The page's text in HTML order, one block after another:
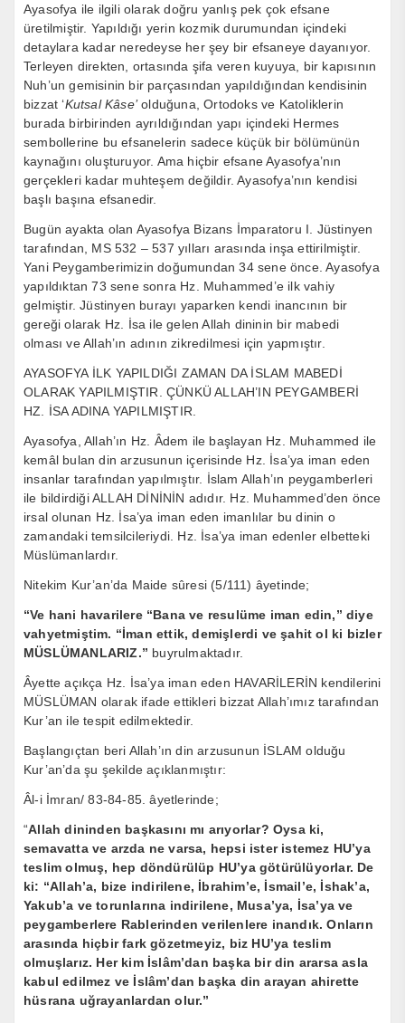
Ayasofya ile ilgili olarak doğru yanlış pek çok efsane
üretilmiştir. Yapıldığı yerin kozmik durumundan içindeki
detaylara kadar neredeyse her şey bir efsaneye dayanıyor.
Terleyen direkten, ortasında şifa veren kuyuya, bir kapısının
Nuh’un gemisinin bir parçasından yapıldığından kendisinin
bizzat ‘Kutsal Kâse’olduğuna, Ortodoks ve Katoliklerin
burada birbirinden ayrıldığından yapı içindeki Hermes
sembollerine bu efsanelerin sadece küçük bir bölümünün
kaynağını oluşturuyor. Ama hiçbir efsane Ayasofya’nın
gerçekleri kadar muhteşem değildir. Ayasofya’nın kendisi
başlı başına efsanedir.
Bugün ayakta olan Ayasofya Bizans İmparatoru I. Jüstinyen
tarafından, MS 532 – 537 yılları arasında inşa ettirilmiştir.
Yani Peygamberimizin doğumundan 34 sene önce. Ayasofya
yapıldıktan 73 sene sonra Hz. Muhammed’e ilk vahiy
gelmiştir. Jüstinyen burayı yaparken kendi inancının bir
gereği olarak Hz. İsa ile gelen Allah dininin bir mabedi
olması ve Allah’ın adının zikredilmesi için yapmıştır.
AYASOFYA İLK YAPILDIĞI ZAMAN DA İSLAM MABEDİ
OLARAK YAPILMIŞTIR. ÇÜNKÜ ALLAH’IN PEYGAMBERİ
HZ. İSA ADINA YAPILMIŞTIR.
Ayasofya, Allah’ın Hz. Âdem ile başlayan Hz. Muhammed ile
kemâl bulan din arzusunun içerisinde Hz. İsa’ya iman eden
insanlar tarafından yapılmıştır. İslam Allah’ın peygamberleri
ile bildirdiği ALLAH DİNİNİN adıdır. Hz. Muhammed’den önce
irsal olunan Hz. İsa’ya iman eden imanlılar bu dinin o
zamandaki temsilcileriydi. Hz. İsa’ya iman edenler elbetteki
Müslümanlardır.
Nitekim Kur’an’da Maide sûresi (5/111) âyetinde;
“Ve hani havarilere “Bana ve resulüme iman edin,” diye
vahyetmiştim. “İman ettik, demişlerdi ve şahit ol ki bizler
MÜSLÜMANLARIZ.” buyrulmaktadır.
Âyette açıkça Hz. İsa’ya iman eden HAVARİLERİN kendilerini
MÜSLÜMAN olarak ifade ettikleri bizzat Allah’ımız tarafından
Kur’an ile tespit edilmektedir.
Başlangıçtan beri Allah’ın din arzusunun İSLAM olduğu
Kur’an’da şu şekilde açıklanmıştır:
Âl-i İmran/ 83-84-85. âyetlerinde;
“Allah dininden başkasını mı arıyorlar? Oysa ki,
semavatta ve arzda ne varsa, hepsi ister istemez HU’ya
teslim olmuş, hep döndürülüp HU’ya götürülüyorlar. De
ki: “Allah’a, bize indirilene, İbrahim’e, İsmail’e, İshak’a,
Yakub’a ve torunlarına indirilene, Musa’ya, İsa’ya ve
peygamberlere Rablerinden verilenlere inandık. Onların
arasında hiçbir fark gözetmeyiz, biz HU’ya teslim
olmuşlarız. Her kim İslâm’dan başka bir din ararsa asla
kabul edilmez ve İslâm’dan başka din arayan ahirette
hüsrana uğrayanlardan olur.”